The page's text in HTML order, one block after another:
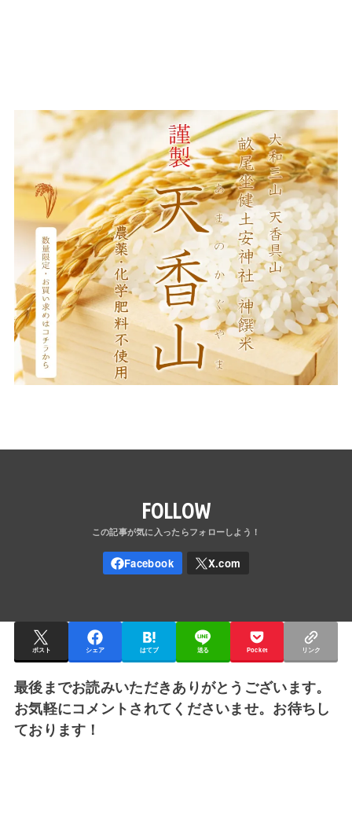
FOLLOW
ポスト シェア はてブ 送る Pocket リンク
最後までお読みいただきありがとうございます。
お気軽にコメントされてくださいませ。お待ちし
ております！